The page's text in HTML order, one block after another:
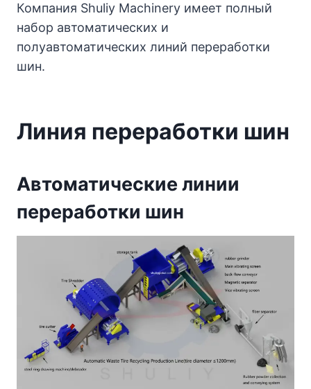
Компания Shuliy Machinery имеет полный
набор автоматических и
полуавтоматических линий переработки
шин.
Линия переработки шин
Автоматические линии
переработки шин